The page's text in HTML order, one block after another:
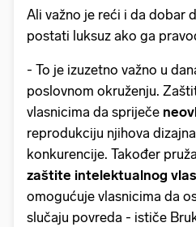
Ali važno je reći i da dobar
postati luksuz ako ga
- To je izuzetno važno u
poslovnom okruženju.
vlasnicima da spriječe
reprodukciju njihova
konkurencije. Također
zaštite intelektualnog
omogućuje vlasnicima da
slučaju povreda - ističe